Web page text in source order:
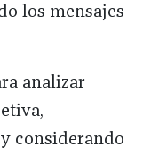
los mensajes
analizar
considerando